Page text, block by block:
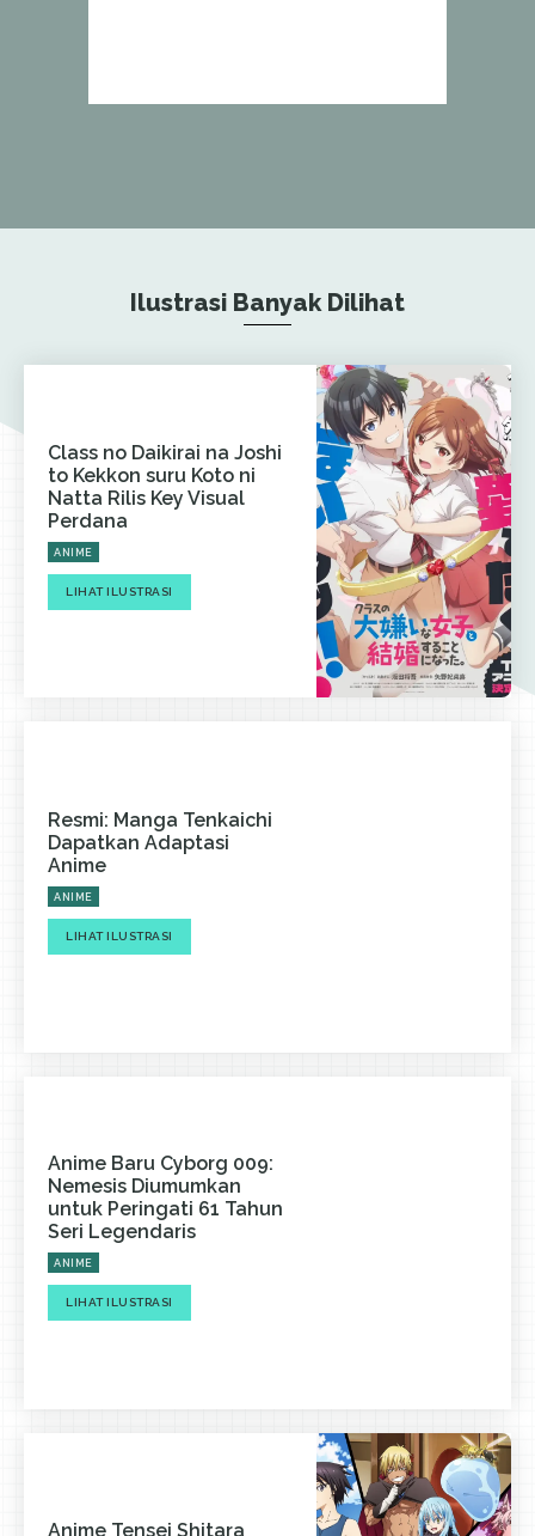
Ilustrasi Banyak Dilihat
Class no Daikirai na Joshi
to Kekkon suru Koto ni
Natta Rilis Key Visual
Perdana
ANIME
LIHAT ILUSTRASI
Resmi: Manga Tenkaichi
Dapatkan Adaptasi
Anime
ANIME
LIHAT ILUSTRASI
Anime Baru Cyborg 009:
Nemesis Diumumkan
untuk Peringati 61 Tahun
Seri Legendaris
ANIME
LIHAT ILUSTRASI
Anime Tensei Shitara